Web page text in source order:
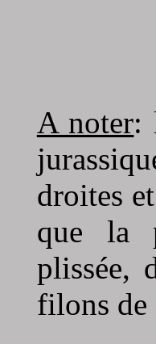
A noter:
droites
que la
plissée,
filons de